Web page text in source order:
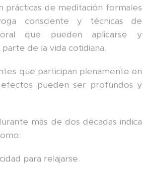
prácticas de meditación formales
consciente y técnicas de
que pueden aplicarse y
de la vida cotidiana.
que participan plenamente en
pueden ser profundos y
más de dos décadas indica
para relajarse.